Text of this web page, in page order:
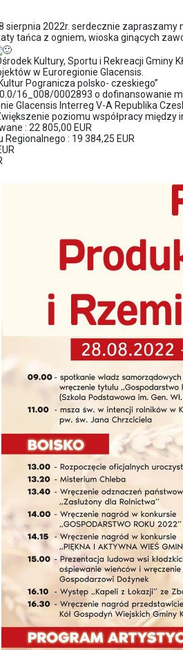
2022r. serdecznie zapraszamy
tańca z ogniem, wioska ginących
Kultury, Sportu i Rekreacji Gminy
w Euroregionie Glacensis.
Pogranicza polsko- czeskiego”
16_008/0002893 o dofinansowanie
Glacensis Interreg V-A Republika
poziomu współpracy
: 22 805,00 EUR
: 19 384,25 EUR